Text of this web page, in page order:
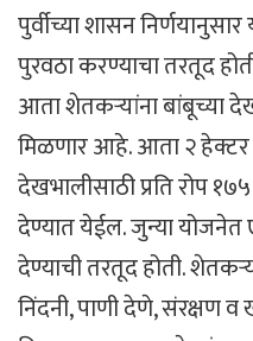
पुर्वीच्या शासन
पुरवठा करण्याचा तरतूद
आता शेतकऱ्यांना बांबूच्या
मिळणार आहे. आता २ हेक्टर
देखभालीसाठी प्रति रोप
देण्यात येईल. जुन्या
देण्याची तरतूद होती.
निंदनी, पाणी देणे, संरक्षण